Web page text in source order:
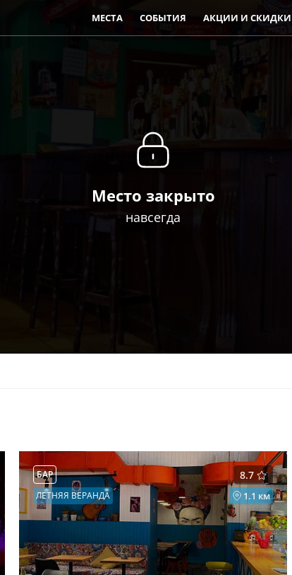
МЕСТА СОБЫТИЯ АКЦИИ И СКИДКИ
Место закрыто
навсегда
8.7
БАР
1.1 км
ЛЕТНЯЯ ВЕРАНДА